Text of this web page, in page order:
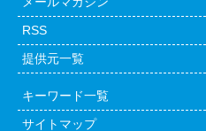
RSS
提供元一覧
キーワード一覧
サイトマップ